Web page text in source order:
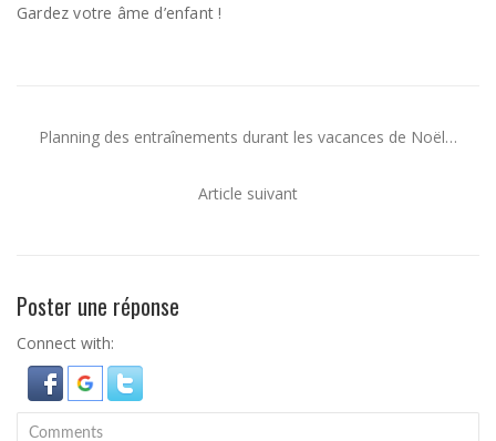
Gardez votre âme d’enfant !
Planning des entraînements durant les vacances de Noël…
Article suivant
Poster une réponse
Connect with: